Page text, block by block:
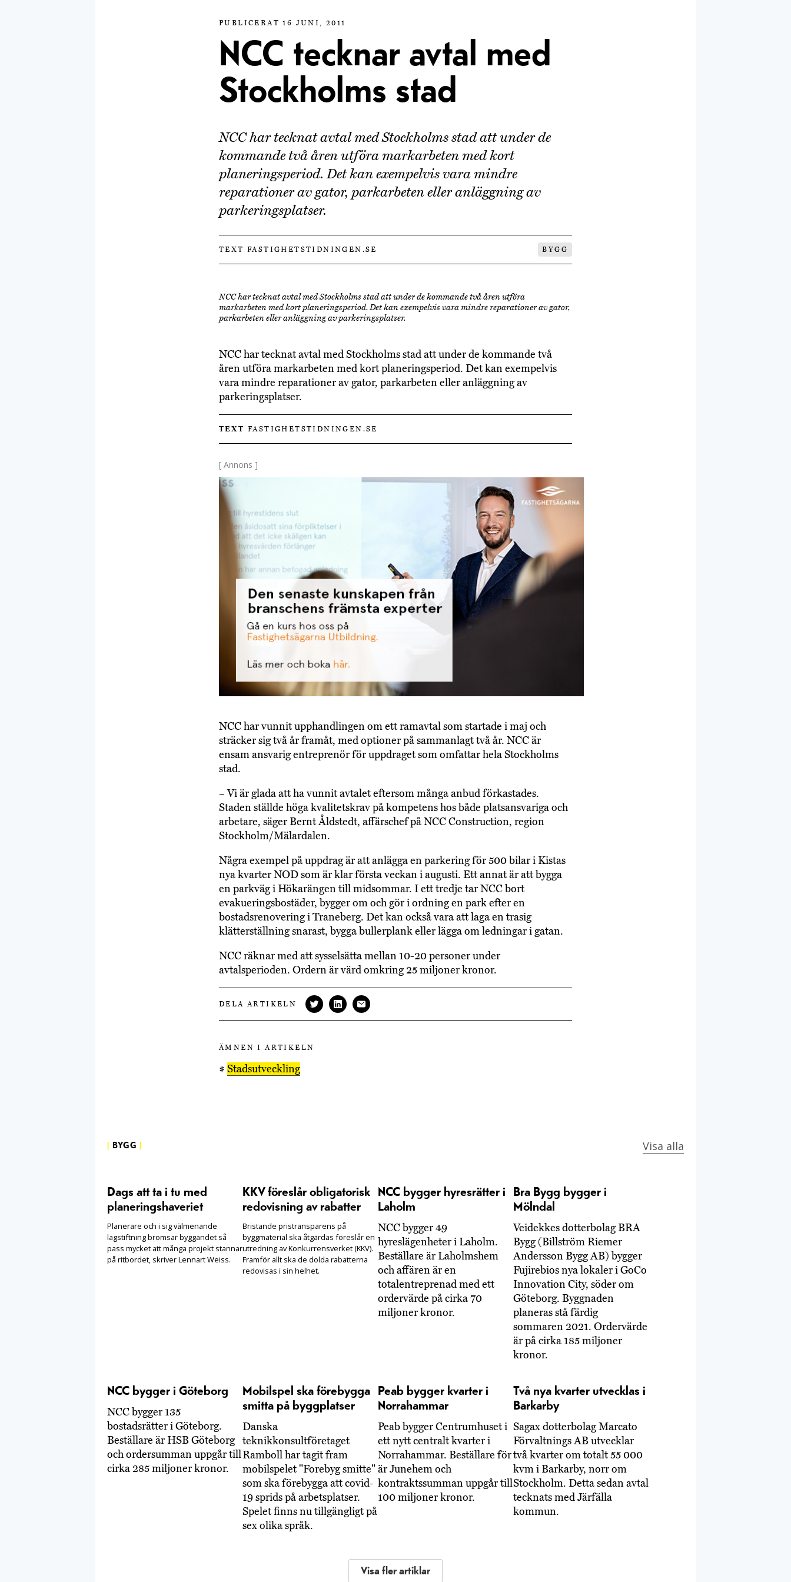
PUBLICERAT 16 JUNI, 2011
NCC tecknar avtal med
Stockholms stad
NCC har tecknat avtal med Stockholms stad att under de
kommande två åren utföra markarbeten med kort
planeringsperiod. Det kan exempelvis vara mindre
reparationer av gator, parkarbeten eller anläggning av
parkeringsplatser.
TEXT FASTIGHETSTIDNINGEN.SE BYGG
NCC har tecknat avtal med Stockholms stad att under de kommande två åren utföra
markarbeten med kort planeringsperiod. Det kan exempelvis vara mindre reparationer av gator,
parkarbeten eller anläggning av parkeringsplatser.
NCC har tecknat avtal med Stockholms stad att under de kommande två
åren utföra markarbeten med kort planeringsperiod. Det kan exempelvis
vara mindre reparationer av gator, parkarbeten eller anläggning av
parkeringsplatser.
TEXT FASTIGHETSTIDNINGEN.SE
[ Annons ]
NCC har vunnit upphandlingen om ett ramavtal som startade i maj och
sträcker sig två år framåt, med optioner på sammanlagt två år. NCC är
ensam ansvarig entreprenör för uppdraget som omfattar hela Stockholms
stad.
– Vi är glada att ha vunnit avtalet eftersom många anbud förkastades.
Staden ställde höga kvalitetskrav på kompetens hos både platsansvariga och
arbetare, säger Bernt Åldstedt, affärschef på NCC Construction, region
Stockholm/Mälardalen.
Några exempel på uppdrag är att anlägga en parkering för 500 bilar i Kistas
nya kvarter NOD som är klar första veckan i augusti. Ett annat är att bygga
en parkväg i Hökarängen till midsommar. I ett tredje tar NCC bort
evakueringsbostäder, bygger om och gör i ordning en park efter en
bostadsrenovering i Traneberg. Det kan också vara att laga en trasig
klätterställning snarast, bygga bullerplank eller lägga om ledningar i gatan.
NCC räknar med att sysselsätta mellan 10-20 personer under
avtalsperioden. Ordern är värd omkring 25 miljoner kronor.
DELA ARTIKELN
ÄMNEN I ARTIKELN
# Stadsutveckling
BYGG Visa alla
Dags att ta i tu med
planeringshaveriet
Planerare och i sig välmenande
lagstiftning bromsar byggandet så
pass mycket att många projekt stannar
på ritbordet, skriver Lennart Weiss.
KKV föreslår obligatorisk
redovisning av rabatter
Bristande pristransparens på
byggmaterial ska åtgärdas föreslår en
utredning av Konkurrensverket (KKV).
Framför allt ska de dolda rabatterna
redovisas i sin helhet.
NCC bygger hyresrätter i
Laholm
NCC bygger 49
hyreslägenheter i Laholm.
Beställare är Laholmshem
och affären är en
totalentreprenad med ett
ordervärde på cirka 70
miljoner kronor.
Bra Bygg bygger i
Mölndal
Veidekkes dotterbolag BRA
Bygg (Billström Riemer
Andersson Bygg AB) bygger
Fujirebios nya lokaler i GoCo
Innovation City, söder om
Göteborg. Byggnaden
planeras stå färdig
sommaren 2021. Ordervärde
är på cirka 185 miljoner
kronor.
NCC bygger i Göteborg
NCC bygger 135
bostadsrätter i Göteborg.
Beställare är HSB Göteborg
och ordersumman uppgår till
cirka 285 miljoner kronor.
Mobilspel ska förebygga
smitta på byggplatser
Danska
teknikkonsultföretaget
Ramboll har tagit fram
mobilspelet "Forebyg smitte"
som ska förebygga att covid-
19 sprids på arbetsplatser.
Spelet finns nu tillgängligt på
sex olika språk.
Peab bygger kvarter i
Norrahammar
Peab bygger Centrumhuset i
ett nytt centralt kvarter i
Norrahammar. Beställare för
är Junehem och
kontraktssumman uppgår till
100 miljoner kronor.
Två nya kvarter utvecklas i
Barkarby
Sagax dotterbolag Marcato
Förvaltnings AB utvecklar
två kvarter om totalt 55 000
kvm i Barkarby, norr om
Stockholm. Detta sedan avtal
tecknats med Järfälla
kommun.
Visa fler artiklar